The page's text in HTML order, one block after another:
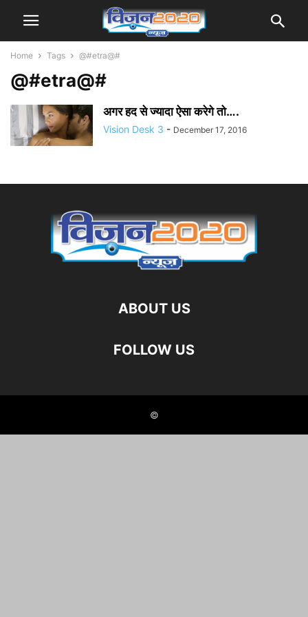
Home Tags @#etra@#
@#etra@#
अगर हद से ज्यादा ऐसा करेगे तो….
Vision Desk 3 - December 17, 2016
ABOUT US
FOLLOW US
©